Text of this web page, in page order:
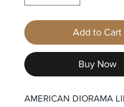
Add to Cart
Buy Now
AMERICAN DIORAMA